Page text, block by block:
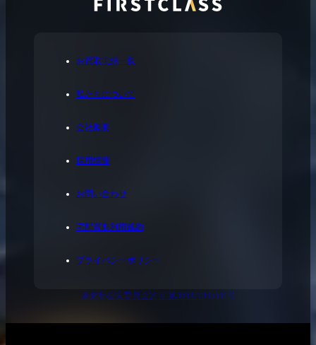
お買取実績一覧
私たちについて
会社概要
採用情報
お問い合わせ
宅配買取利用規約
プライバシーポリシー
東京都公安委員会許可 第304371805541号